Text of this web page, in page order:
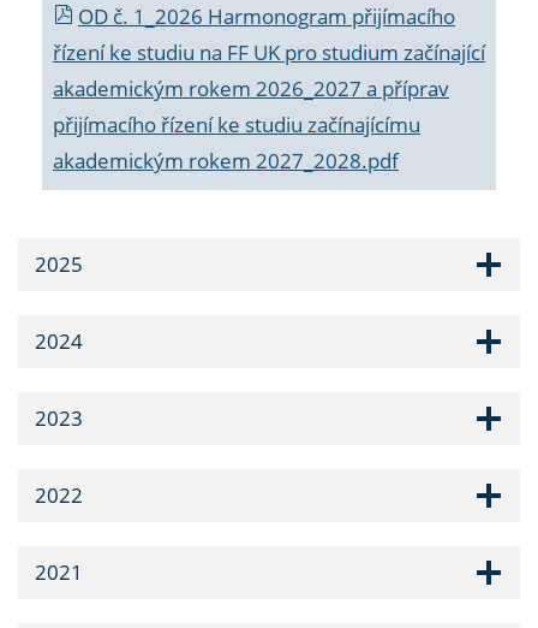
OD č. 1_2026 Harmonogram přijímacího
řízení ke studiu na FF UK pro studium začínající
akademickým rokem 2026_2027 a příprav
přijímacího řízení ke studiu začínajícímu
akademickým rokem 2027_2028.pdf
2025
2024
2023
2022
2021